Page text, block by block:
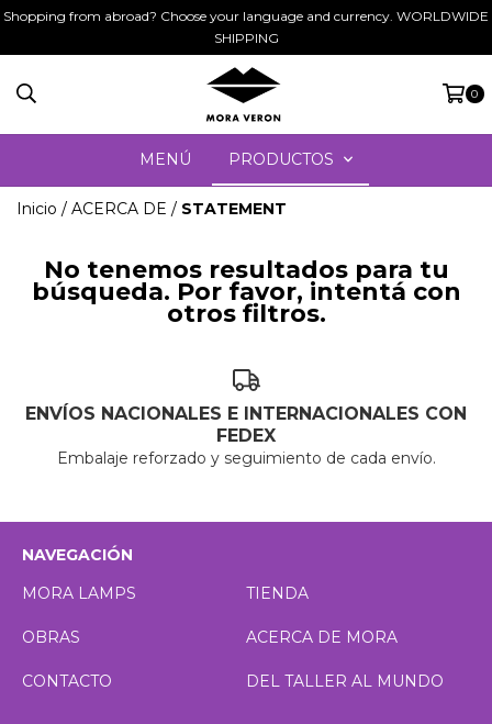
Shopping from abroad? Choose your language and currency. WORLDWIDE
SHIPPING
0
MENÚ PRODUCTOS
Inicio / ACERCA DE / STATEMENT
No tenemos resultados para tu
búsqueda. Por favor, intentá con
otros filtros.
ENVÍOS NACIONALES E INTERNACIONALES CON
FEDEX
Embalaje reforzado y seguimiento de cada envío.
NAVEGACIÓN
MORA LAMPS
TIENDA
OBRAS ACERCA DE MORA
CONTACTO DEL TALLER AL MUNDO